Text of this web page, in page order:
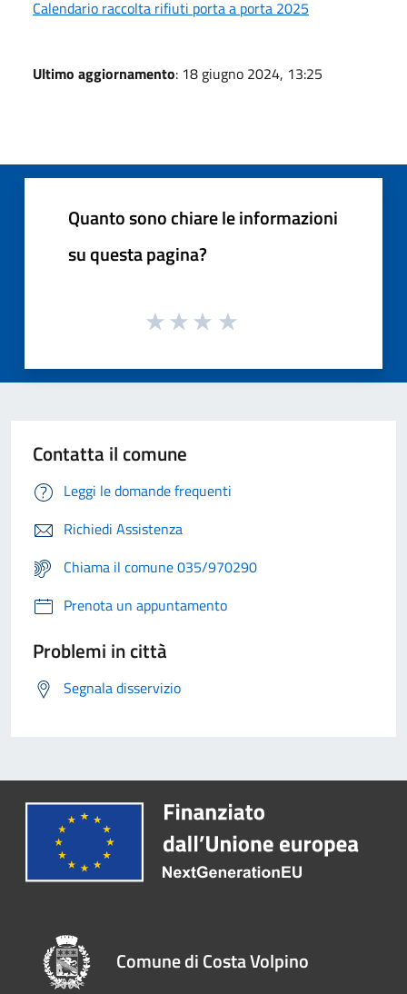
Calendario raccolta rifiuti porta a porta 2025
Ultimo aggiornamento: 18 giugno 2024, 13:25
Quanto sono chiare le informazioni
su questa pagina?
Contatta il comune
Leggi le domande frequenti
Richiedi Assistenza
Chiama il comune 035/970290
Prenota un appuntamento
Problemi in città
Segnala disservizio
Comune di Costa Volpino